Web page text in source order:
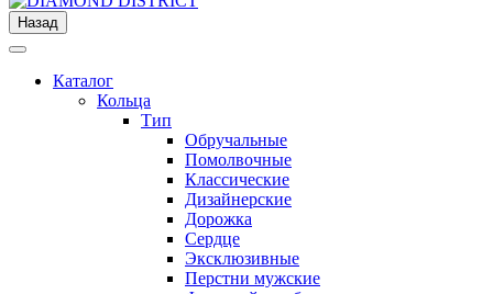
Назад
Каталог
Кольца
Тип
Обручальные
Помолвочные
Классические
Дизайнерские
Дорожка
Сердце
Эксклюзивные
Перстни мужские